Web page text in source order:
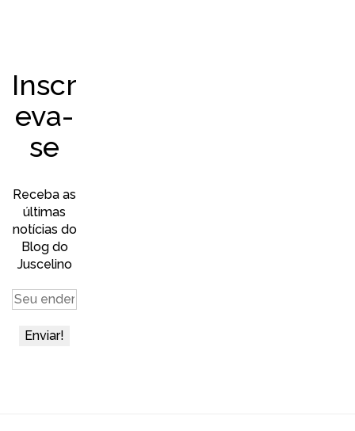
Inscr
eva-
se
Receba as
últimas
notícias do
Blog do
Juscelino